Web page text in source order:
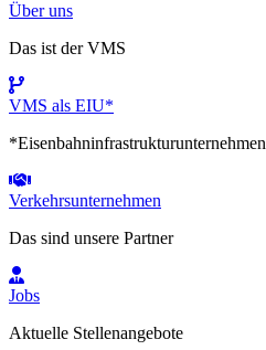
Über uns
Das ist der VMS
VMS als EIU*
*Eisenbahninfrastrukturunternehmen
Verkehrsunternehmen
Das sind unsere Partner
Jobs
Aktuelle Stellenangebote